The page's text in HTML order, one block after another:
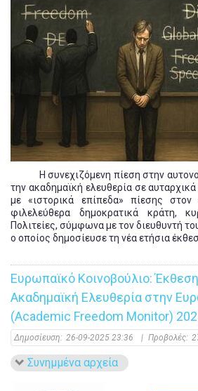
Η συνεχιζόμενη πίεση στην
την ακαδημαϊκή ελευθερία σε
με «ιστορικά επίπεδα» πίεσης
φιλελεύθερα δημοκρατικά κράτη,
Πολιτείες, σύμφωνα με τον διευθυντή
ο οποίος δημοσίευσε τη νέα ετήσια
Ευρωπαϊκό Κοινοβούλιο:
Ακαδημαϊκή Ελευθερία στην
(Academic Freedom Monitor)
Δημοσίευση: 26-09-2025 23:36 | Προβολές:
Συνημμένα αρχεία